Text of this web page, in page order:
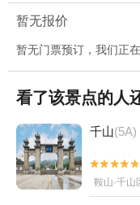
暂无报价
暂无门票预订，我们正
看了该景点的人
千山(5A)


鞍山·千山